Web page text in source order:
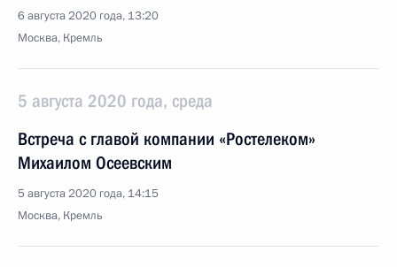
6 августа 2020 года, 13:20
Москва, Кремль
5 августа 2020 года, среда
Встреча с главой компании «Ростелеком»
Михаилом Осеевским
5 августа 2020 года, 14:15
Москва, Кремль